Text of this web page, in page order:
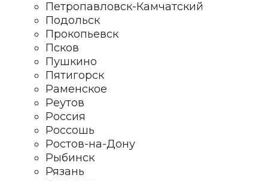
Петропавловск-Камчатский
Подольск
Прокопьевск
Псков
Пушкино
Пятигорск
Раменское
Реутов
Россия
Россошь
Ростов-на-Дону
Рыбинск
Рязань